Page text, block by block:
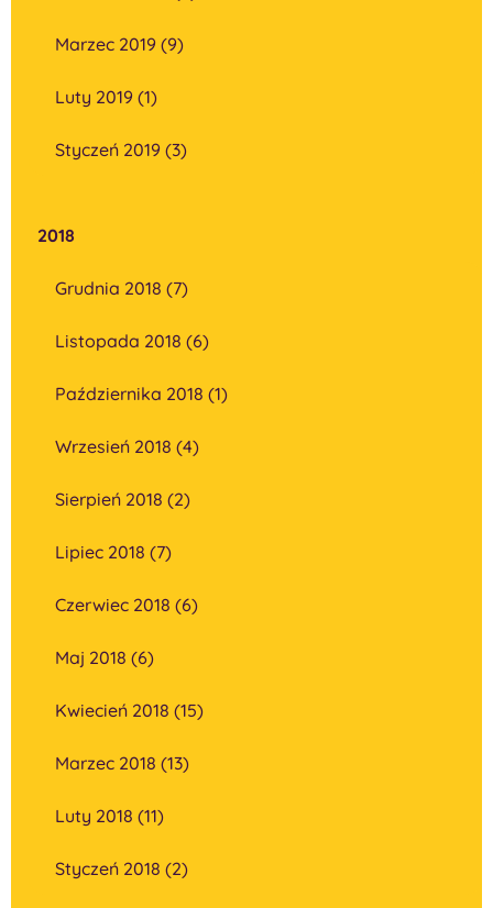
Marzec 2019 (9)
Luty 2019 (1)
Styczeń 2019 (3)
2018
Grudnia 2018 (7)
Listopada 2018 (6)
Października 2018 (1)
Wrzesień 2018 (4)
Sierpień 2018 (2)
Lipiec 2018 (7)
Czerwiec 2018 (6)
Maj 2018 (6)
Kwiecień 2018 (15)
Marzec 2018 (13)
Luty 2018 (11)
Styczeń 2018 (2)